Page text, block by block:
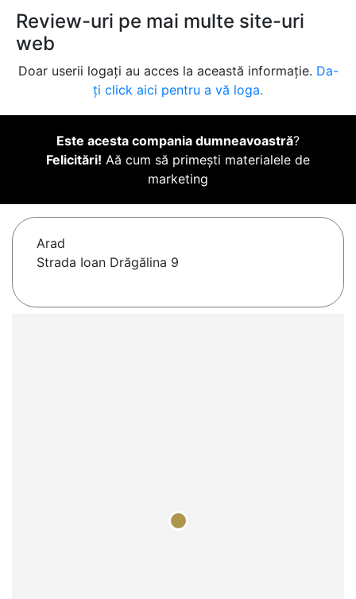
Review-uri pe mai multe site-uri
web
Doar userii logați au acces la această informație. Da-
ți click aici pentru a vă loga.
Este acesta compania dumneavoastră?
Felicitări! Aă cum să primești materialele de
marketing
Arad
Strada Ioan Drăgălina 9